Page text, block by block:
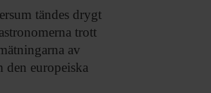
tändes drygt
trott
av
den europeiska